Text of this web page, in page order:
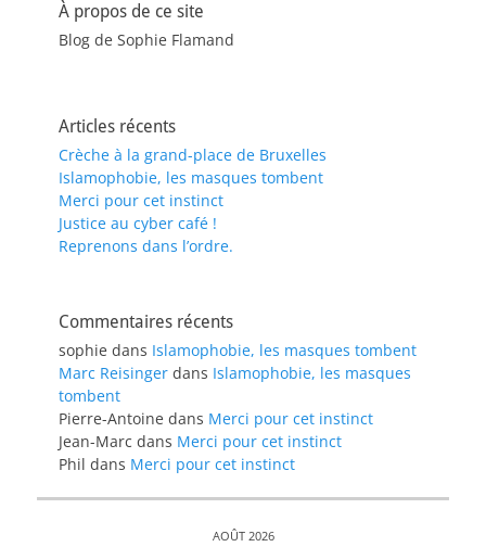
À propos de ce site
Blog de Sophie Flamand
Articles récents
Crèche à la grand-place de Bruxelles
Islamophobie, les masques tombent
Merci pour cet instinct
Justice au cyber café !
Reprenons dans l’ordre.
Commentaires récents
sophie dans Islamophobie, les masques tombent
Marc Reisinger dans Islamophobie, les masques
tombent
Pierre-Antoine dans Merci pour cet instinct
Jean-Marc dans Merci pour cet instinct
Phil dans Merci pour cet instinct
AOÛT 2026